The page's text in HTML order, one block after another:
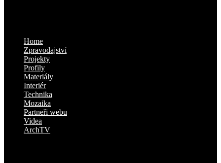
Home
Zpravodajství
Projekty
Profily
Materiály
Interiér
Technika
Mozaika
Partneři webu
Videa
ArchTV